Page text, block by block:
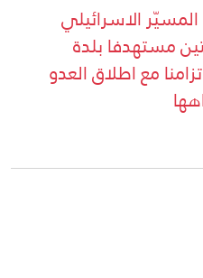
الاسرائيلي
مستهدفا بلدة
مع اطلاق العدو